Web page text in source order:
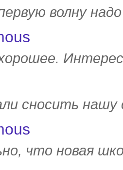
волну
сносить
что новая